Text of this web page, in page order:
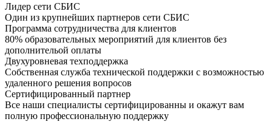
Лидер сети СБИС
Один из крупнейших партнеров сети СБИС
Программа сотрудничества для клиентов
80% образовательных мероприятий для клиентов без
дополнительой оплаты
Двухуровневая техподдержка
Собственная служба технической поддержки с возможностью
удаленного решения вопросов
Сертифицированный партнер
Все наши специалисты сертифицированны и окажут вам
полную профессиональную поддержку